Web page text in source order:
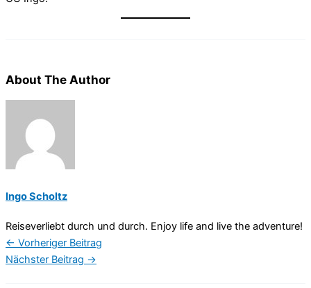
About The Author
Ingo Scholtz
Reiseverliebt durch und durch. Enjoy life and live the adventure!
← Vorheriger Beitrag
Nächster Beitrag →